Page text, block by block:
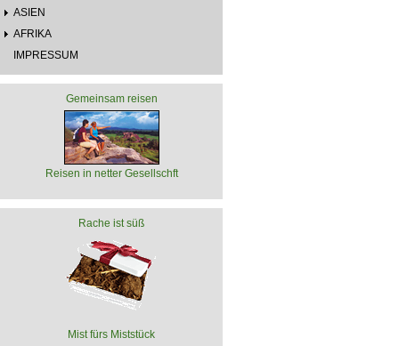
ASIEN
AFRIKA
IMPRESSUM
Gemeinsam reisen
Reisen in netter Gesellschft
Rache ist süß
Mist fürs Miststück